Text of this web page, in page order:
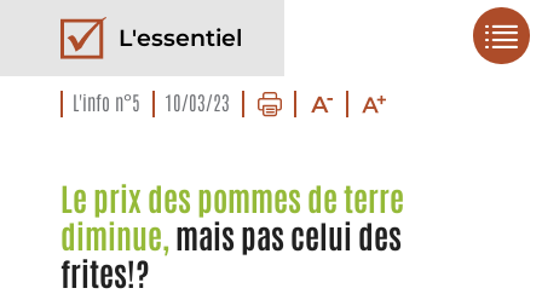
L'essentiel
L'info n°5 10/03/23
Le prix des pommes de terre
diminue, mais pas celui des
frites!?